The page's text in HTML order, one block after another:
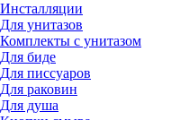
Инсталляции
Для унитазов
Комплекты с унитазом
Для биде
Для писсуаров
Для раковин
Для душа